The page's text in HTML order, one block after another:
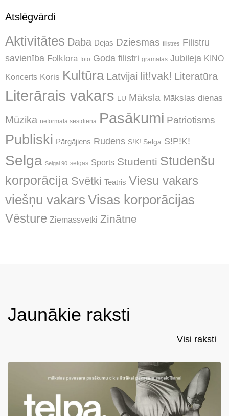
Atslēgvārdi
Aktivitātes Daba Dejas Dziesmas filistres Filistru
savienība Folklora foto Goda filistri grāmatas Jubileja KINO
Koncerts Koris Kultūra Latvijai lit!vak! Literatūra
Literārais vakars LU Māksla Mākslas dienas
Mūzika neformālā sestdiena Pasākumi Patriotisms
Publiski Pārgājiens Rudens S!K! Selga S!P!K!
Selga Selgai 90 selgas Sports Studenti Studenšu
korporācija Svētki Teātris Viesu vakars
viešņu vakars Visas korporācijas
Vēsture Ziemassvētki Zinātne
Jaunākie raksti
Visi raksti